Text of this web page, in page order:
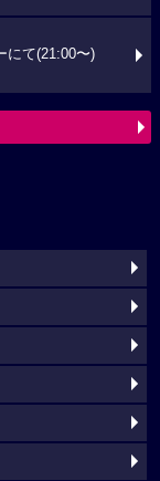
にて(21:00〜)